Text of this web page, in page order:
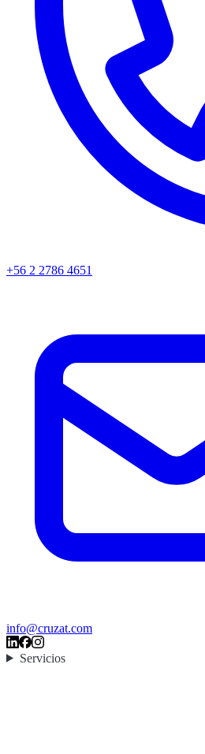
+56 2 2786 4651
info@cruzat.com
Servicios